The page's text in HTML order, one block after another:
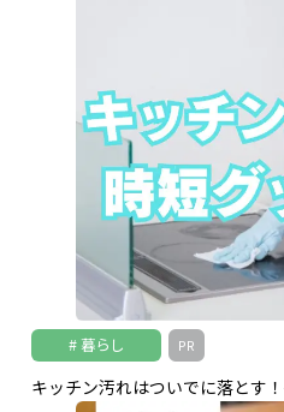
暮らし PR
キッチン汚れはついでに落とす